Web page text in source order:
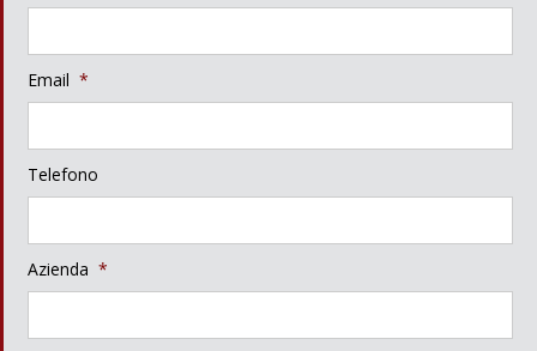
Email *
Telefono
Azienda *